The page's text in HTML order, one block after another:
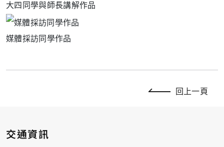
大四同學與師長講解作品
媒體採訪同學作品
回上一頁
交通資訊